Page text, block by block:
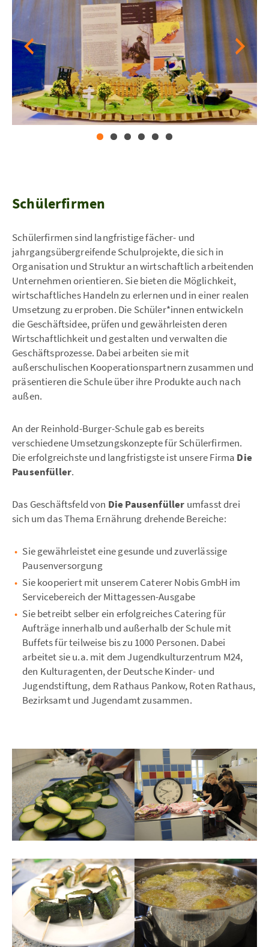
Previous
Schülerfirmen
Schülerfirmen sind langfristige fächer- und
jahrgangsübergreifende Schulprojekte, die sich in
Organisation und Struktur an wirtschaftlich arbeitenden
Unternehmen orientieren. Sie bieten die Möglichkeit,
wirtschaftliches Handeln zu erlernen und in einer realen
Umsetzung zu erproben. Die Schüler*innen entwickeln
die Geschäftsidee, prüfen und gewährleisten deren
Wirtschaftlichkeit und gestalten und verwalten die
Geschäftsprozesse. Dabei arbeiten sie mit
außerschulischen Kooperationspartnern zusammen und
präsentieren die Schule über ihre Produkte auch nach
außen.
An der Reinhold-Burger-Schule gab es bereits
verschiedene Umsetzungskonzepte für Schülerfirmen.
Die erfolgreichste und langfristigste ist unsere Firma Die
Pausenfüller.
Das Geschäftsfeld von Die Pausenfüller umfasst drei
sich um das Thema Ernährung drehende Bereiche:
Sie gewährleistet eine gesunde und zuverlässige
Pausenversorgung
Sie kooperiert mit unserem Caterer Nobis GmbH im
Servicebereich der Mittagessen-Ausgabe
Sie betreibt selber ein erfolgreiches Catering für
Aufträge innerhalb und außerhalb der Schule mit
Buffets für teilweise bis zu 1000 Personen. Dabei
arbeitet sie u.a. mit dem Jugendkulturzentrum M24,
den Kulturagenten, der Deutsche Kinder- und
Jugendstiftung, dem Rathaus Pankow, Roten Rathaus,
Bezirksamt und Jugendamt zusammen.